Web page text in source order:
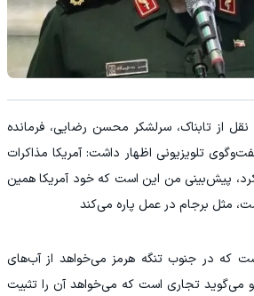
از تابناک، سرلشکر محسن رضایی، فرمانده
تلویزیونی اظهار داشت: آمریکا مذاکرات
پیش‌بینی من این است که خود آمریکا همین
مثل برجام در عمل پاره می‌کند
که در جنوب تنگه هرمز می‌خواهد از آب‌های
می‌گوید تجاری است که می‌خواهد آن را تثبیت